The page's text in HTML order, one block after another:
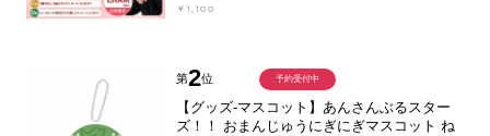
￥1,100
第2位
【グッズ-マスコット】あんさんぶるスター
ズ！！ おまんじゅうにぎにぎマスコット ね
予約受付中